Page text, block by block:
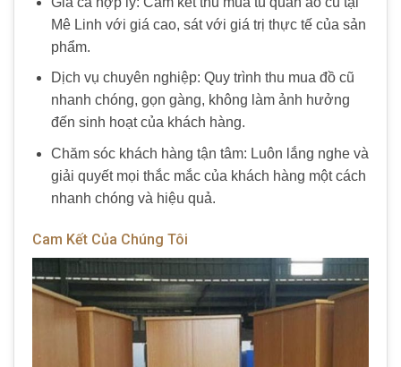
Mê Linh với giá cao, sát với giá trị thực tế của sản
phẩm.
Dịch vụ chuyên nghiệp: Quy trình thu mua đồ cũ
nhanh chóng, gọn gàng, không làm ảnh hưởng
đến sinh hoạt của khách hàng.
Chăm sóc khách hàng tận tâm: Luôn lắng nghe và
giải quyết mọi thắc mắc của khách hàng một cách
nhanh chóng và hiệu quả.
Cam Kết Của Chúng Tôi